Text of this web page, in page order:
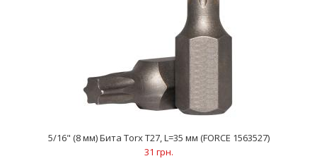
..
5/16" (8 мм) Бита Torx Т27, L=35 мм (FORCE 1563527)
31 грн.